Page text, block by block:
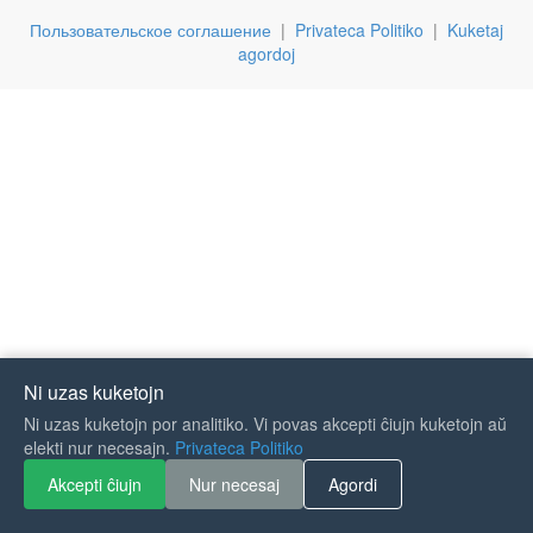
Пользовательское соглашение | Privateca Politiko | Kuketaj
agordoj
Ni uzas kuketojn
Ni uzas kuketojn por analitiko. Vi povas akcepti ĉiujn kuketojn aŭ
elekti nur necesajn. Privateca Politiko
Akcepti ĉiujn
Nur necesaj Agordi
If you like Guitar Songs, you
can buy me a coffee :)